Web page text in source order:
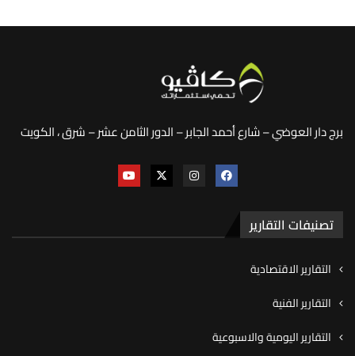
برج دار العوضي – شارع أحمد الجابر – الدور الثامن عشر – شرق ، الكويت
تصنيفات التقارير
التقارير الاقتصادية
التقارير الفنية
التقارير اليومية والاسبوعية